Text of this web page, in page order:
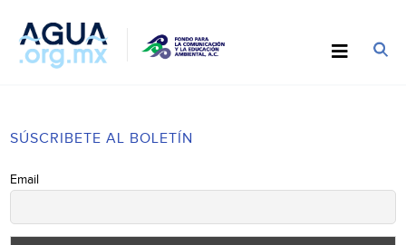
SÚSCRIBETE AL BOLETÍN
Email